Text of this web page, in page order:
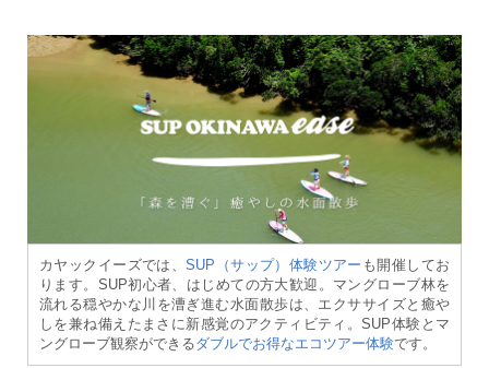
カヤックイーズでは、SUP（サップ）体験ツアー も開催してお
ります。SUP初心者、はじめての方大歓迎。マングローブ林を
流れる穏やかな川を漕ぎ進む水面散歩は、エクササイズと癒や
しを兼ね備えたまさに新感覚のアクティビティ。SUP体験とマ
ングローブ観察ができるダブルでお得なエコツアー体験です。